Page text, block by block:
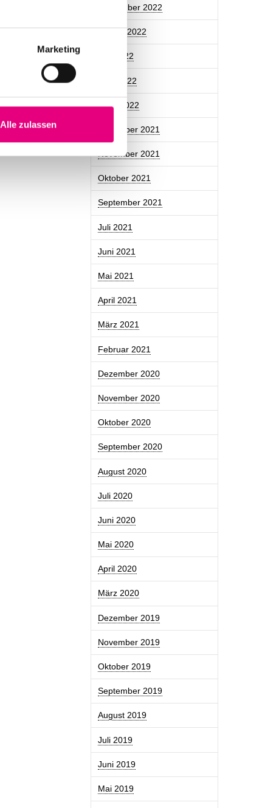
Marketing
Alle zulassen
September 2022
August 2022
Mai 2022
April 2022
März 2022
Dezember 2021
November 2021
Oktober 2021
September 2021
Juli 2021
Juni 2021
Mai 2021
April 2021
März 2021
Februar 2021
Dezember 2020
November 2020
Oktober 2020
September 2020
August 2020
Juli 2020
Juni 2020
Mai 2020
April 2020
März 2020
Dezember 2019
November 2019
Oktober 2019
September 2019
August 2019
Juli 2019
Juni 2019
Mai 2019